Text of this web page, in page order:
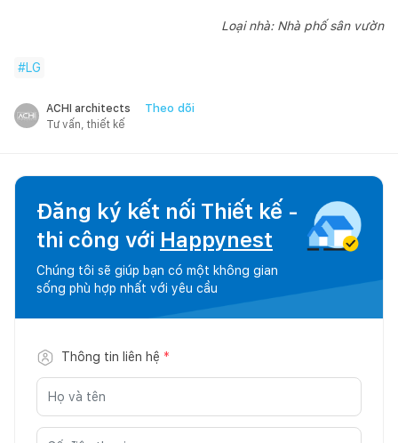
Loại nhà: Nhà phố sân vườn
#LG
ACHI architects Theo dõi
Tư vấn, thiết kế
Đăng ký kết nối Thiết kế -
thi công với Happynest
Chúng tôi sẽ giúp bạn có một không gian
sống phù hợp nhất với yêu cầu
Thông tin liên hệ *